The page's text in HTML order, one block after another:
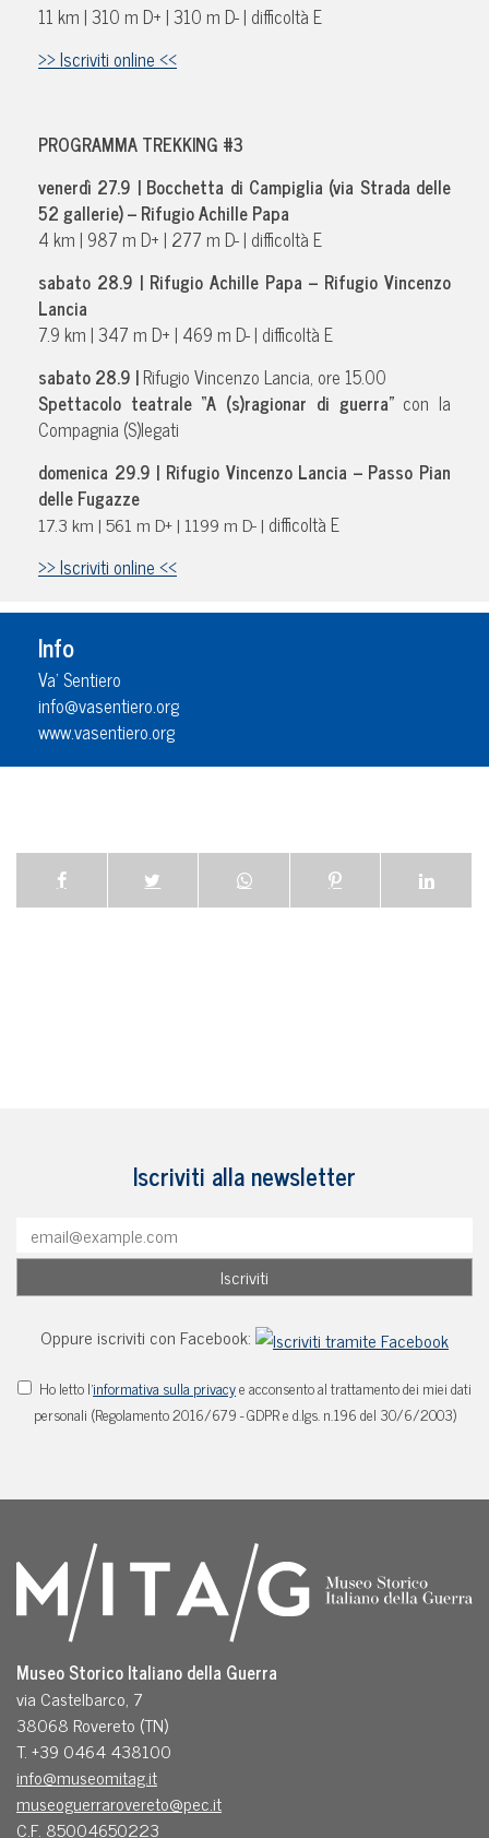
11 km | 310 m D+ | 310 m D- | difficoltà E
>> Iscriviti online <<
PROGRAMMA TREKKING #3
venerdì 27.9 | Bocchetta di Campiglia (via Strada delle
52 gallerie) – Rifugio Achille Papa
4 km | 987 m D+ | 277 m D- | difficoltà E
sabato 28.9 | Rifugio Achille Papa – Rifugio Vincenzo
Lancia
7.9 km | 347 m D+ | 469 m D- | difficoltà E
sabato 28.9 |Rifugio Vincenzo Lancia, ore 15.00
Spettacolo teatrale “A (s)ragionar di guerra” con la
Compagnia (S)legati
domenica 29.9 | Rifugio Vincenzo Lancia – Passo Pian
delle Fugazze
17.3 km | 561 m D+ | 1199 m D- | difficoltà E
>> Iscriviti online <<
Info
Va’ Sentiero
info@vasentiero.org
www.vasentiero.org
Iscriviti alla newsletter
Oppure iscriviti con Facebook:
Ho letto l'informativa sulla privacye acconsento al trattamento dei miei dati
personali (Regolamento 2016/679 - GDPR e d.lgs. n.196 del 30/6/2003)
Museo Storico Italiano della Guerra
via Castelbarco, 7
38068 Rovereto (TN)
T. +39 0464 438100
info@museomitag.it
museoguerrarovereto@pec.it
C.F. 85004650223